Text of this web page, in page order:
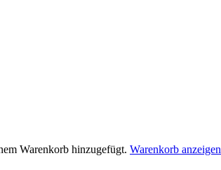
Warenkorb hinzugefügt. Warenkorb anzeigen